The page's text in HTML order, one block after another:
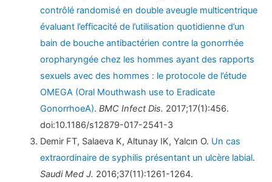
contrôlé randomisé en double aveugle multicentrique
évaluant l’efficacité de l’utilisation quotidienne d’un
bain de bouche antibactérien contre la gonorrhée
oropharyngée chez les hommes ayant des rapports
sexuels avec des hommes : le protocole de l’étude
OMEGA (Oral Mouthwash use to Eradicate
GonorrhoeA).BMC Infect Dis. 2017;17(1):456.
doi:10.1186/s12879-017-2541-3
Demir FT, Salaeva K, Altunay IK, Yalcın O. Un cas
extraordinaire de syphilis présentant un ulcère labial.
Saudi Med J. 2016;37(11):1261-1264.